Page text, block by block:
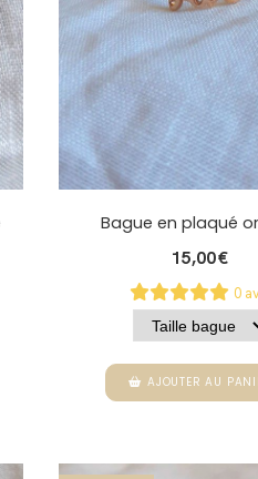
Bague en plaqué
15,00€
0
AJOUTER AU